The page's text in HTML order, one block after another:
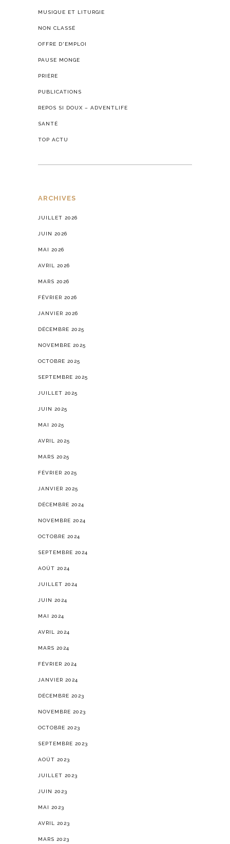
MUSIQUE ET LITURGIE
NON CLASSÉ
OFFRE D'EMPLOI
PAUSE MONGE
PRIÈRE
PUBLICATIONS
REPOS SI DOUX – ADVENTLIFE
SANTÉ
TOP ACTU
ARCHIVES
JUILLET 2026
JUIN 2026
MAI 2026
AVRIL 2026
MARS 2026
FÉVRIER 2026
JANVIER 2026
DÉCEMBRE 2025
NOVEMBRE 2025
OCTOBRE 2025
SEPTEMBRE 2025
JUILLET 2025
JUIN 2025
MAI 2025
AVRIL 2025
MARS 2025
FÉVRIER 2025
JANVIER 2025
DÉCEMBRE 2024
NOVEMBRE 2024
OCTOBRE 2024
SEPTEMBRE 2024
AOÛT 2024
JUILLET 2024
JUIN 2024
MAI 2024
AVRIL 2024
MARS 2024
FÉVRIER 2024
JANVIER 2024
DÉCEMBRE 2023
NOVEMBRE 2023
OCTOBRE 2023
SEPTEMBRE 2023
AOÛT 2023
JUILLET 2023
JUIN 2023
MAI 2023
AVRIL 2023
MARS 2023